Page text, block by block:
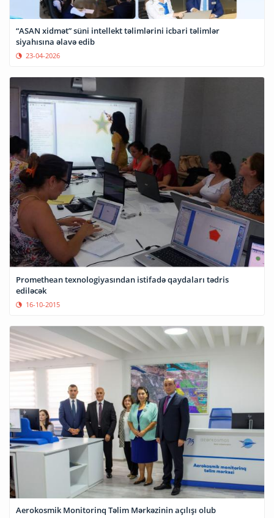
“ASAN xidmət” süni intellekt təlimlərini icbari təlimlər
siyahısına əlavə edib
23-04-2026
Promethean texnologiyasından istifadə qaydaları tədris
ediləcək
16-10-2015
Aerokosmik Monitorinq Təlim Mərkəzinin açılışı olub